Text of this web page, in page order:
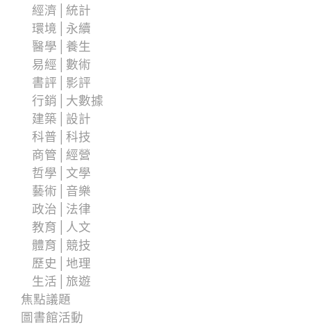
經濟│統計
環境│永續
醫學│養生
易經│數術
書評│影評
行銷│大數據
建築│設計
科普│科技
商管│經營
哲學│文學
藝術│音樂
政治│法律
教育│人文
體育│競技
歷史│地理
生活│旅遊
焦點議題
圖書館活動